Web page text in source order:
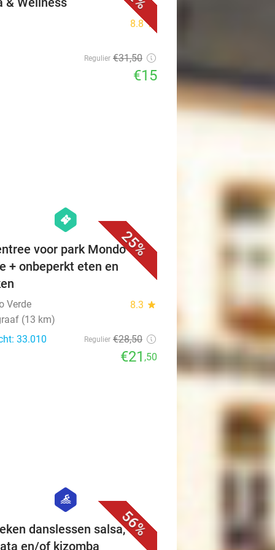
8.8star
Regulier €31,50
€15
25%
hexagon
events
voor park Mondo
+ onbeperkt eten en
Verde 8.3 star
(13 km)
33.010
Regulier €28,50
€21 ,50
56%
hexagon
sport
danslessen salsa,
en/of kizomba